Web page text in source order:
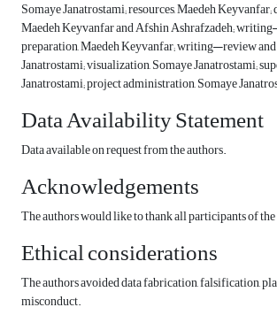
Somaye Janatrostami; resources, Maedeh Keyvanfar;
Maedeh Keyvanfar and Afshin Ashrafzadeh;
preparation, Maedeh Keyvanfar; writing—review
Janatrostami; visualization, Somaye Janatrostami;
Janatrostami; project administration, Somaye
Data Availability Statement
Data available on request from the authors.
Acknowledgements
The authors would like to thank all participants of
Ethical considerations
The authors avoided data fabrication, falsification,
misconduct.